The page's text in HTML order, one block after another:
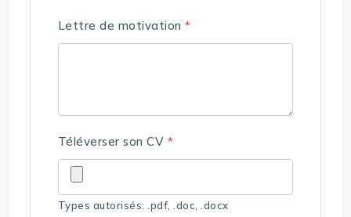
Lettre de motivation*
Téléverser son CV *
Types autorisés: .pdf, .doc, .docx